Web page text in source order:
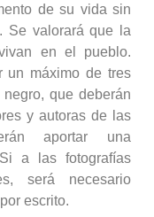
de su vida sin
Se valorará que la
en el pueblo.
un máximo de tres
que deberán
y autoras de las
aportar una
a las fotografías
será necesario
escrito.